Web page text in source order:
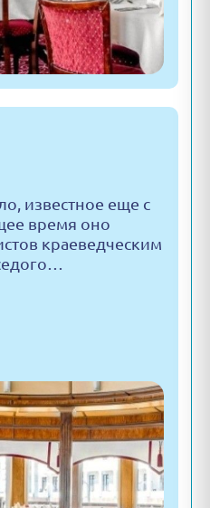
известное еще с
время оно
краеведческим